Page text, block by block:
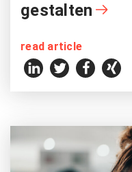
gestalten
read article